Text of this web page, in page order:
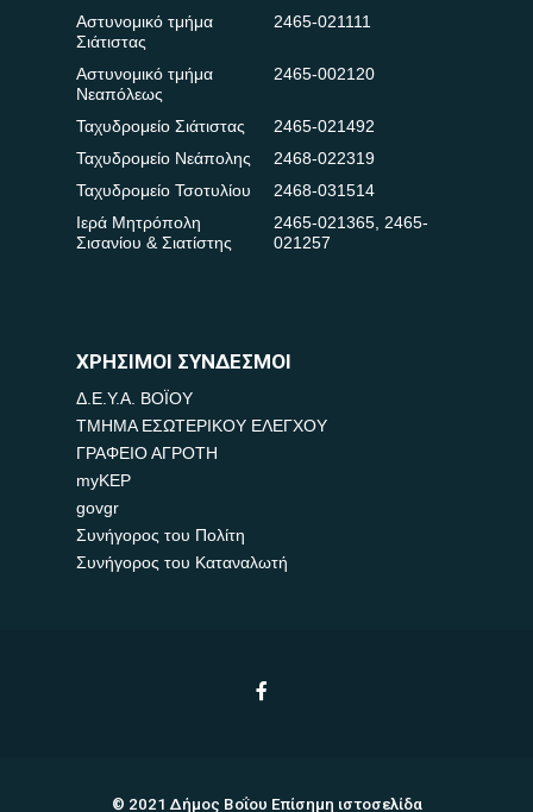
Αστυνομικό τμήμα
Σιάτιστας
2465-021111
Αστυνομικό τμήμα
Νεαπόλεως
2465-002120
Ταχυδρομείο Σιάτιστας
2465-021492
Ταχυδρομείο Νεάπολης
2468-022319
Ταχυδρομείο Τσοτυλίου
2468-031514
Ιερά Μητρόπολη
Σισανίου & Σιατίστης
2465-021365, 2465-
021257
ΧΡΗΣΙΜΟΙ ΣΥΝΔΕΣΜΟΙ
Δ.Ε.Υ.Α. ΒΟΪΟΥ
ΤΜΗΜΑ ΕΣΩΤΕΡΙΚΟΥ ΕΛΕΓΧΟΥ
ΓΡΑΦΕΙΟ ΑΓΡΟΤΗ
myKEP
govgr
Συνήγορος του Πολίτη
Συνήγορος του Καταναλωτή
© 2021 Δήμος Βοΐου Επίσημη ιστοσελίδα